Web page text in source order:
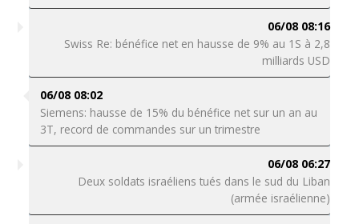
06/08 08:16
Swiss Re: bénéfice net en hausse de 9% au 1S à 2,8
milliards USD
06/08 08:02
Siemens: hausse de 15% du bénéfice net sur un an au
3T, record de commandes sur un trimestre
06/08 06:27
Deux soldats israéliens tués dans le sud du Liban
(armée israélienne)